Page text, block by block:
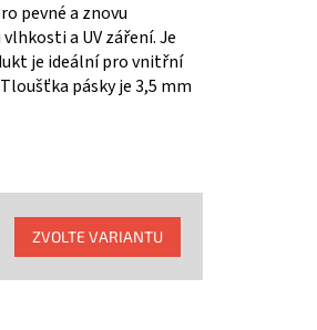
pevné a znovu
a UV záření. Je
je ideální pro vnitřní
pásky je 3,5 mm
ZVOLTE VARIANTU